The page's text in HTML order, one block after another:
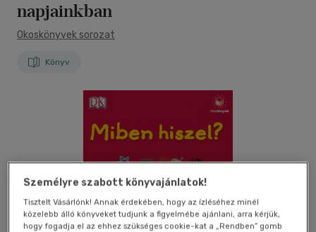
napjainkban
Okoskönyvek sorozat
Könyv
Személyre szabott könyvajánlatok!
Tisztelt Vásárlónk! Annak érdekében, hogy az ízléséhez minél
közelebb álló könyveket tudjunk a figyelmébe ajánlani, arra kérjük,
hogy fogadja el az ehhez szükséges cookie-kat a „Rendben” gomb